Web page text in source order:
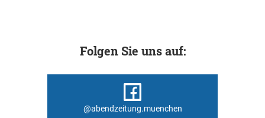
Folgen Sie uns auf:
@abendzeitung.muenchen